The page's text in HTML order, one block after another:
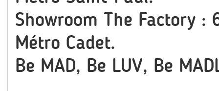
Showroom The Factory
Métro Cadet.
Be MAD, Be LUV, Be